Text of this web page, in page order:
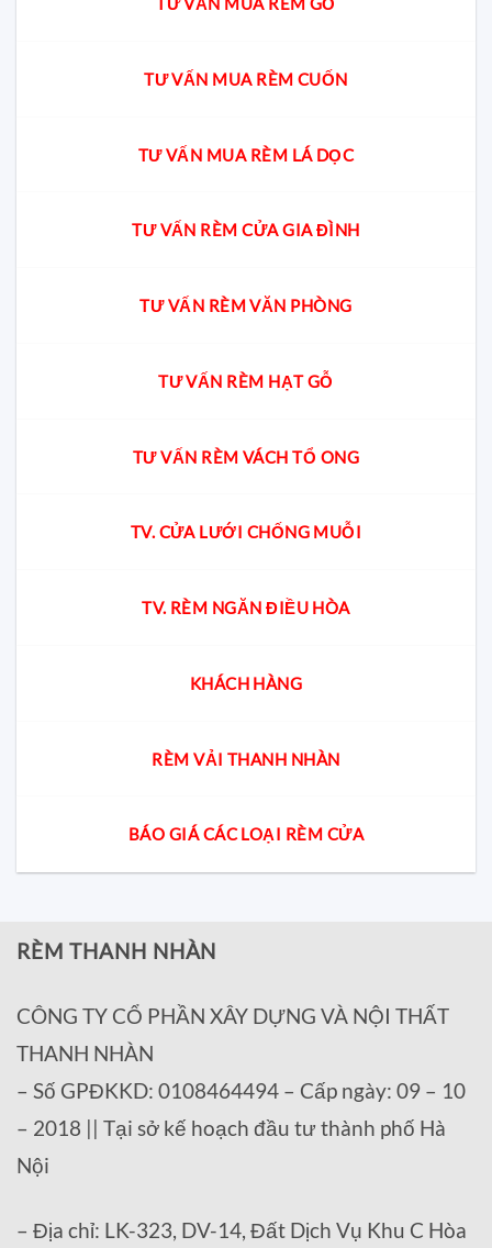
TƯ VẤN MUA RÈM CUỐN
TƯ VẤN MUA RÈM LÁ DỌC
TƯ VẤN RÈM CỬA GIA ĐÌNH
TƯ VẤN RÈM VĂN PHÒNG
TƯ VẤN RÈM HẠT GỖ
TƯ VẤN RÈM VÁCH TỔ ONG
TV. CỬA LƯỚI CHỐNG MUỖI
TV. RÈM NGĂN ĐIỀU HÒA
KHÁCH HÀNG
RÈM VẢI THANH NHÀN
BÁO GIÁ CÁC LOẠI RÈM CỬA
RÈM THANH NHÀN
CÔNG TY CỔ PHẦN XÂY DỰNG VÀ NỘI THẤT
THANH NHÀN
– Số GPĐKKD: 0108464494 – Cấp ngày: 09 – 10
– 2018 || Tại sở kế hoạch đầu tư thành phố Hà
Nội
– Địa chỉ: LK-323, DV-14, Đất Dịch Vụ Khu C Hòa